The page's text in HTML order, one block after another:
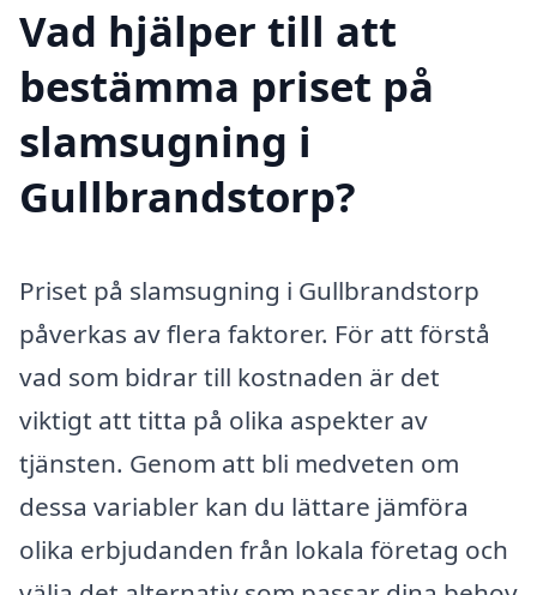
Vad hjälper till att
bestämma priset på
slamsugning i
Gullbrandstorp?
Priset på slamsugning i Gullbrandstorp
påverkas av flera faktorer. För att förstå
vad som bidrar till kostnaden är det
viktigt att titta på olika aspekter av
tjänsten. Genom att bli medveten om
dessa variabler kan du lättare jämföra
olika erbjudanden från lokala företag och